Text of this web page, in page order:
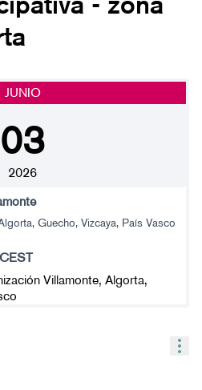
JUNIO
03
2026
Guecho, Vizcaya, País Vasco